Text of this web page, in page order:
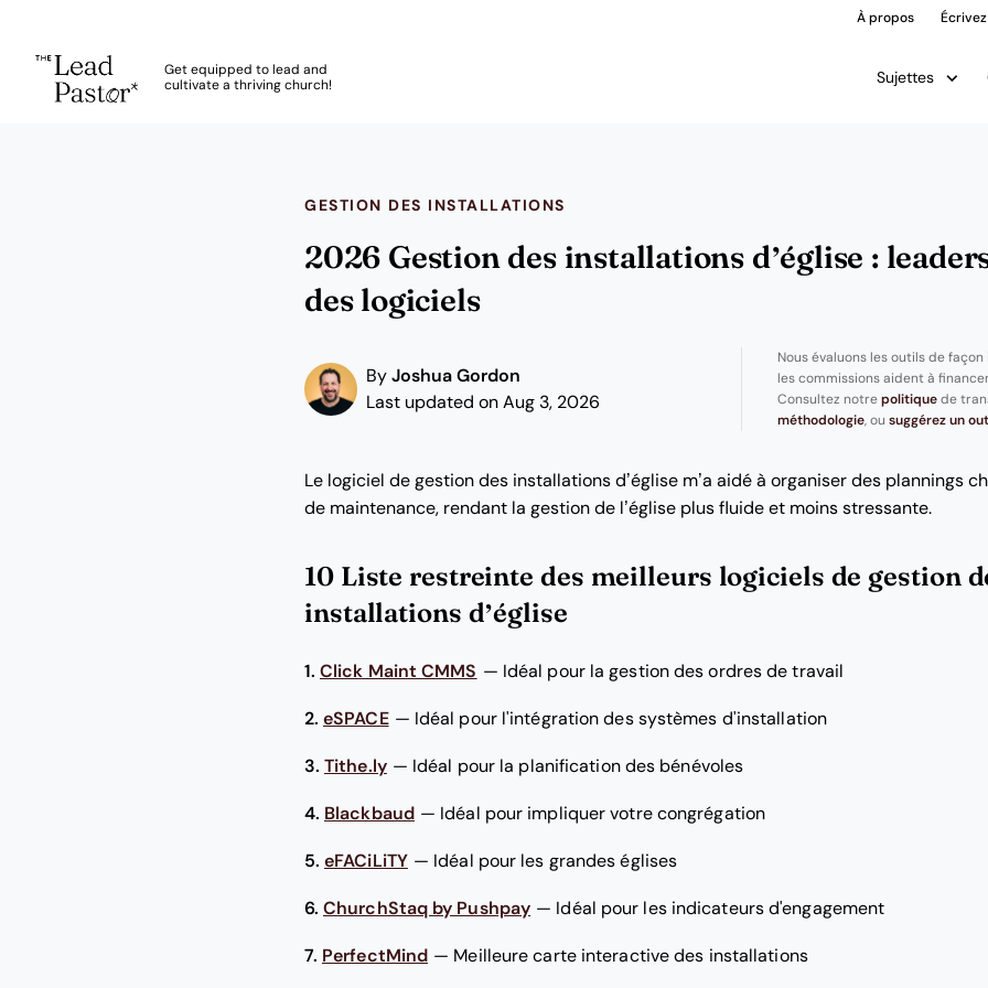
À propos
Get equipped to lead and
cultivate a thriving church!
Sujettes
GESTION DES INSTALLATIONS
2026 Gestion des installations d’église :
des logiciels
By Joshua Gordon
Last updated on Aug 3, 2026
Nous évaluons les outils de
les commissions aident à
Consultez notre politiquede
méthodologie, ou suggérez un
Le logiciel de gestion des installations d’église m’a aidé à organiser des plannings
de maintenance, rendant la gestion de l’église plus fluide et moins stressante.
10 Liste restreinte des meilleurs logiciels de gestion
installations d’église
1. Click Maint CMMS — Idéal pour la gestion des ordres de travail
2. eSPACE — Idéal pour l'intégration des systèmes d'installation
3. Tithe.ly — Idéal pour la planification des bénévoles
4. Blackbaud — Idéal pour impliquer votre congrégation
5. eFACiLiTY — Idéal pour les grandes églises
6. ChurchStaq by Pushpay — Idéal pour les indicateurs d'engagement
7. PerfectMind — Meilleure carte interactive des installations